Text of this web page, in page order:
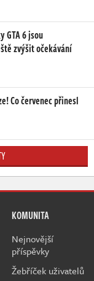
GTA 6 jsou
zvýšit očekávání
Co červenec přinesl
KOMUNITA
Nejnovější
příspěvky
Žebříček uživatelů